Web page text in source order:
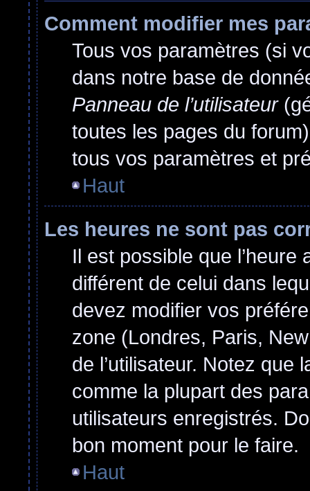
Comment modifier mes
Tous vos paramètres (si
dans notre base de
Panneau de l’utilisateur
toutes les pages du
tous vos paramètres et
Haut
Les heures ne sont pas
Il est possible que
différent de celui dans
devez modifier vos
zone (Londres, Paris,
de l’utilisateur. Notez que
comme la plupart des
utilisateurs enregistrés.
bon moment pour le faire.
Haut